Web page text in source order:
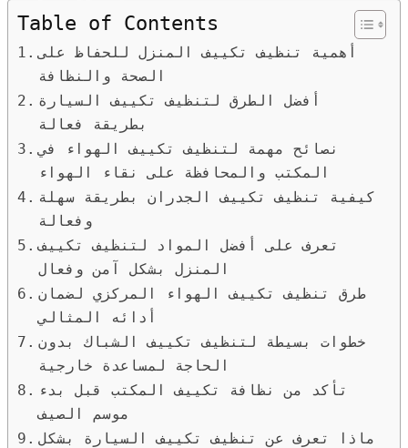
Table of Contents
أهمية تنظيف تكييف المنزل للحفاظ على
الصحة والنظافة
أفضل الطرق لتنظيف تكييف السيارة
بطريقة فعالة
نصائح مهمة لتنظيف تكييف الهواء في
المكتب والمحافظة على نقاء الهواء
كيفية تنظيف تكييف الجدران بطريقة سهلة
وفعالة
تعرف على أفضل المواد لتنظيف تكييف
المنزل بشكل آمن وفعال
طرق تنظيف تكييف الهواء المركزي لضمان
أدائه المثالي
خطوات بسيطة لتنظيف تكييف الشباك بدون
الحاجة لمساعدة خارجية
تأكد من نظافة تكييف المكتب قبل بدء
موسم الصيف
ماذا تعرف عن تنظيف تكييف السيارة بشكل